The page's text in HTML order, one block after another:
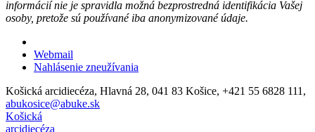
informácií nie je spravidla možná bezprostredná identifikácia Vašej
osoby, pretože sú používané iba anonymizované údaje.
Webmail
Nahlásenie zneužívania
Košická arcidiecéza, Hlavná 28, 041 83 Košice, +421 55 6828 111,
abukosice@abuke.sk
Košická
arcidiecéza